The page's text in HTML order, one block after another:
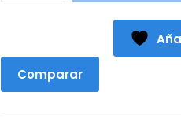
a
meses)
cantidad
Comparar